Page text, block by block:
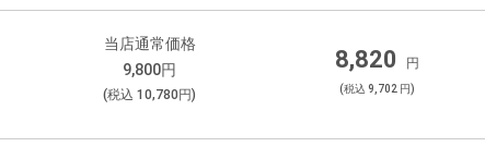
当店通常価格
9,800円
(税込 10,780 円)
8,820 円
(税込 9,702 円)